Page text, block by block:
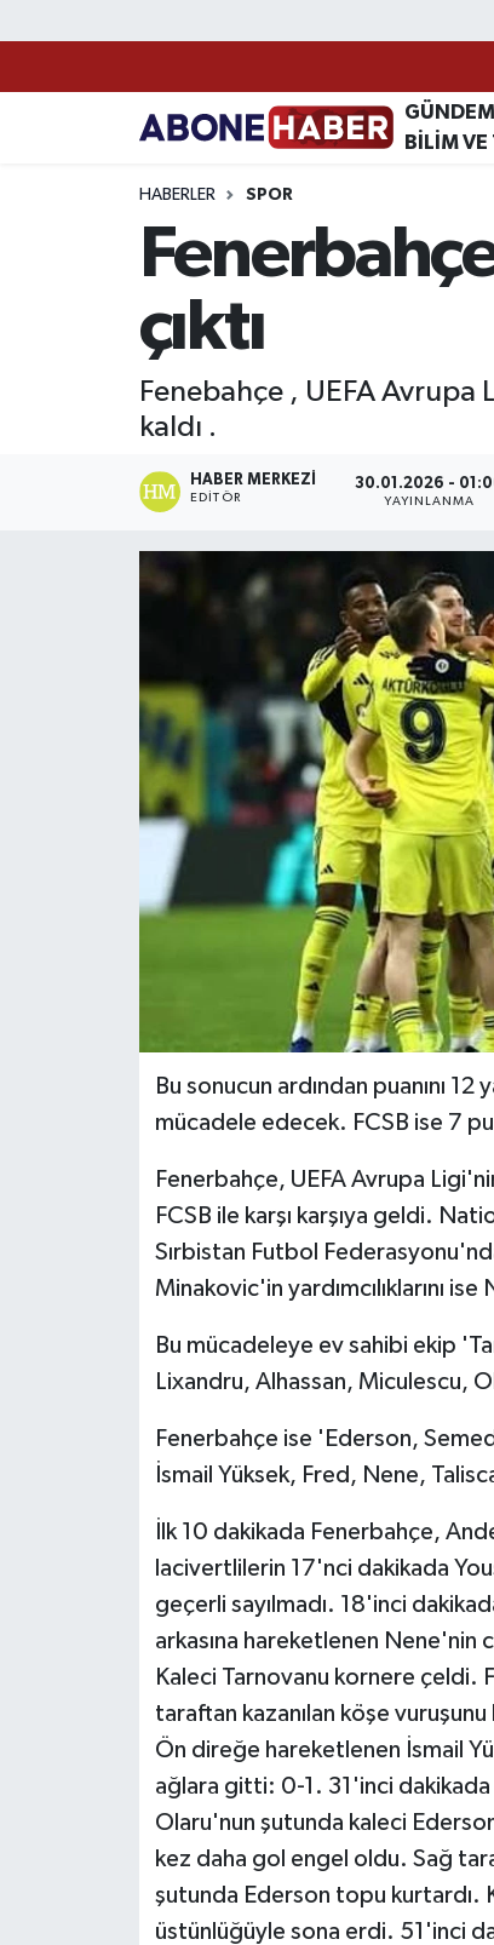
GÜNDEM
BİLİM VE
HABERLER SPOR
çıktı
Fenebahçe , UEFA Avrupa
kaldı .
HABER MERKEZI
EDITÖR
30.01.2026 -
YAYINLANMA
Bu sonucun ardından puanını
mücadele edecek. FCSB ise 7
Fenerbahçe, UEFA Avrupa
FCSB ile karşı karşıya geldi.
Sırbistan Futbol
Minakovic'in yardımcılıklarını
Bu mücadeleye ev sahibi ekip
Lixandru, Alhassan, Miculescu,
Fenerbahçe ise 'Ederson,
İsmail Yüksek, Fred, Nene,
İlk 10 dakikada Fenerbahçe,
lacivertlilerin 17'nci dakikada
geçerli sayılmadı. 18'inci
arkasına hareketlenen Nene'nin
Kaleci Tarnovanu kornere çeldi.
taraftan kazanılan köşe
Ön direğe hareketlenen İsmail
ağlara gitti: 0-1. 31'inci dakikada
Olaru'nun şutunda kaleci
kez daha gol engel oldu. Sağ
şutunda Ederson topu kurtardı.
üstünlüğüyle sona erdi. 51'inci
Yazarlar
Bilim ve Teknoloji
Ekonomi
Gündem
Haberde İnsan
Kültür Sanat
Son Dakika
AboneHaber Özel
Nöbetçi Eczaneler
Süper Lig Puan Durumu ve Fikstür
Tüm Manşetler
Son Dakika Haberleri